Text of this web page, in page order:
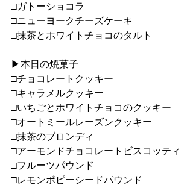
□ガトーショコラ
□ニューヨークチーズケーキ
□抹茶とホワイトチョコのタルト
▶︎本日の焼菓子
□チョコレートクッキー
□キャラメルクッキー
□いちごとホワイトチョコのクッキー
□オートミールレーズンクッキー
□抹茶のブロンディ
□アーモンドチョコレートビスコッティ
□フルーツパウンド
□レモンポピーシードパウンド